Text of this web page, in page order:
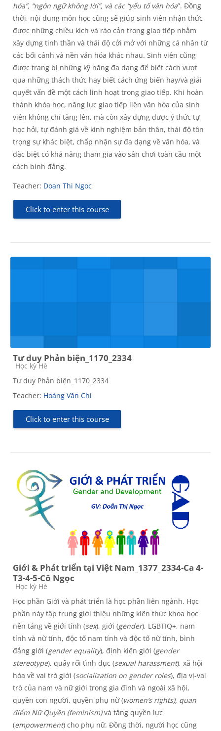
hóa”, “ngôn ngữ không lời”, và các “yếu tố văn hóa”. Đồng
thời, nội dung môn học cũng sẽ giúp sinh viên nhận thức
được những chiều kích và rào cản trong giao tiếp nhằm
xây dựng tinh thần và thái độ cởi mở với những cá nhân từ
các bối cảnh và nền văn hóa khác nhau. Sinh viên cũng
được trang bị những kỹ năng đa dạng để biết cách vượt
qua những thách thức hay biết cách ứng biến hay/và giải
quyết vấn đề một cách linh hoạt trong giao tiếp. Khi hoàn
thành khóa học, năng lực giao tiếp liên văn hóa của sinh
viên không chỉ tăng lên, mà còn xây dựng được ý thức tự
học hỏi, tự đánh giá về kinh nghiệm bản thân, thái độ tôn
trọng sự khác biệt, chấp nhận sự đa dạng về văn hóa, và
đặc biệt có khả năng tham gia vào sân chơi toàn cầu một
cách bình đẳng.
Teacher: Doan Thi Ngoc
Click to enter this course
Tư duy Phản biện_1170_2334
Course category
Học kỳ Hè
Tư duy Phản biện_1170_2334
Teacher: Hoàng Văn Chi
Click to enter this course
Giới & Phát triển tại Việt Nam_1377_2334-Ca 4-
T3-4-5-Cô Ngọc
Course category
Học kỳ Hè
Học phần Giới và phát triển là học phần liên ngành. Học
phần này tập trung giới thiệu những kiến thức khoa học
nền tảng về giới tính (sex), giới (gender), LGBTIQ+, nam
tính và nữ tính, độc tố nam tính và độc tố nữ tính, bình
đẳng giới (gender equality), định kiến giới (gender
stereotype), quấy rối tình dục (sexual harassment), xã hội
hóa về vai trò giới (socialization on gender roles), địa vị-vai
trò của nam và nữ giới trong gia đình và ngoài xã hội,
quyền con người, quyền phụ nữ (women’s rights), quan
điểm Nữ Quyền (feminism)và tăng quyền lực
(empowerment) cho phụ nữ. Đồng thời, người học cũng